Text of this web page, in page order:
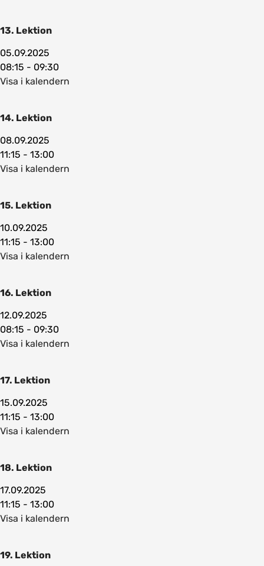
13. Lektion
05.09.2025
08:15 - 09:30
Visa i kalendern
14. Lektion
08.09.2025
11:15 - 13:00
Visa i kalendern
15. Lektion
10.09.2025
11:15 - 13:00
Visa i kalendern
16. Lektion
12.09.2025
08:15 - 09:30
Visa i kalendern
17. Lektion
15.09.2025
11:15 - 13:00
Visa i kalendern
18. Lektion
17.09.2025
11:15 - 13:00
Visa i kalendern
19. Lektion